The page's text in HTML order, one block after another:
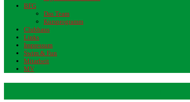
BFG
Das Team
Kursprogramm
Clubhaus
Links
Impressum
Swim & Fun
Mitarbeit
MV